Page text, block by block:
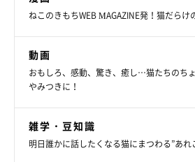
ねこのきもちWEB MAGAZINE発！猫だら
動画
おもしろ、感動、驚き、癒し…猫たちのち
やみつきに！
雑学・豆知識
明日誰かに話したくなる猫にまつわる”あれ